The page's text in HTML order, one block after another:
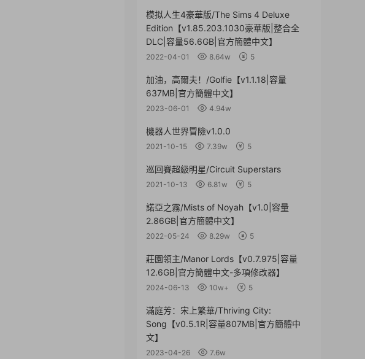
模拟人生4豪華版/The Sims 4 Deluxe
Edition【v1.85.203.1030豪華版|整合全
DLC|容量56.6GB|官方簡體中文】
2022-04-01 8.64w 5
加油，高爾夫！/Golfie【v1.1.18|容量
637MB|官方簡體中文】
2023-06-01 4.94w
機器人世界冒險v1.0.0
2021-10-15 7.39w 5
巡回賽超級明星/Circuit Superstars
2021-10-13 6.81w 5
諾亞之霧/Mists of Noyah【v1.0|容量
2.86GB|官方簡體中文】
2022-05-24 8.29w 5
莊園領主/Manor Lords【v0.7.975|容量
12.6GB|官方簡體中文-多項修改器】
2024-06-13 10w+ 5
滿庭芳：宋上繁華/Thriving City:
Song【v0.5.1R|容量807MB|官方簡體中
文】
2023-04-26 7.6w